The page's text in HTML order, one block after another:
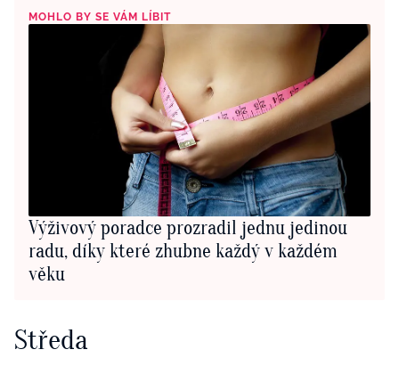
MOHLO BY SE VÁM LÍBIT
Výživový poradce prozradil jednu jedinou
radu, díky které zhubne každý v každém
věku
Středa